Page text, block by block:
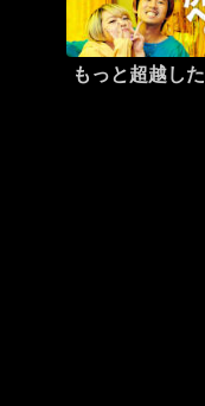
もっと超越した